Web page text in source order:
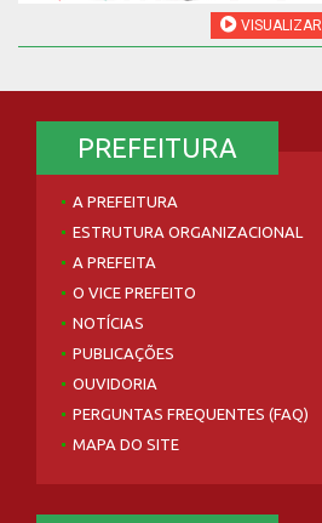
VISUALIZAR
PREFEITURA
A PREFEITURA
ESTRUTURA ORGANIZACIONAL
A PREFEITA
O VICE PREFEITO
NOTÍCIAS
PUBLICAÇÕES
OUVIDORIA
PERGUNTAS FREQUENTES (FAQ)
MAPA DO SITE